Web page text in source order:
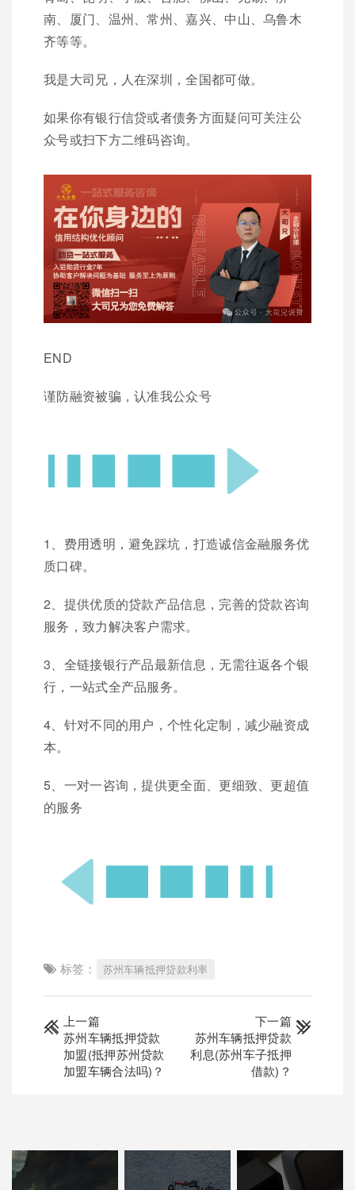
南、厦门、温州、常州、嘉兴、中山、乌鲁木
齐等等。
我是大司兄，人在深圳，全国都可做。
如果你有银行信贷或者债务方面疑问可关注公
众号或扫下方二维码咨询。
END
谨防融资被骗，认准我公众号
1、费用透明，避免踩坑，打造诚信金融服务优
质口碑。
2、提供优质的贷款产品信息，完善的贷款咨询
服务，致力解决客户需求。
3、全链接银行产品最新信息，无需往返各个银
行，一站式全产品服务。
4、针对不同的用户，个性化定制，减少融资成
本。
5、一对一咨询，提供更全面、更细致、更超值
的服务
标签： 苏州车辆抵押贷款利率
上一篇
苏州车辆抵押贷款
加盟(抵押苏州贷款
加盟车辆合法吗)？
下一篇
苏州车辆抵押贷款
利息(苏州车子抵押
借款)？